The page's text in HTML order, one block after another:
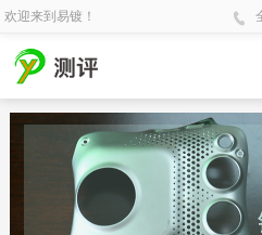
欢迎来到易镀！